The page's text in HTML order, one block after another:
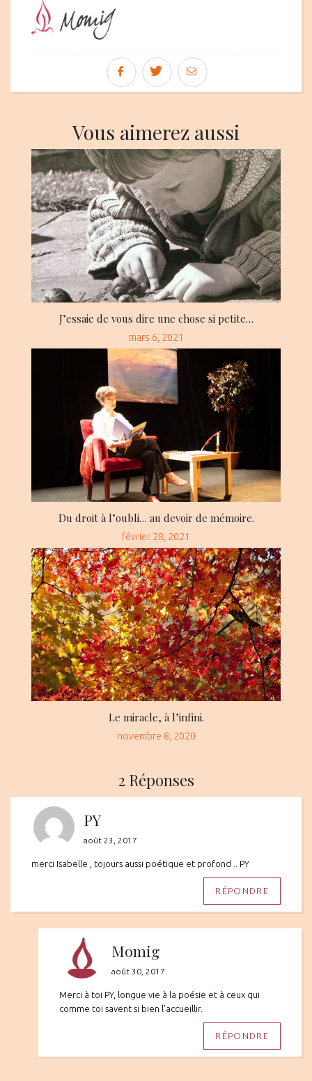
Vous aimerez aussi
J’essaie de vous dire une chose si petite…
Posted
on
mars 6, 2021
Du droit à l’oubli… au devoir de mémoire.
Posted
on
février 28, 2021
Le miracle, à l’infini.
Posted
novembre 8, 2020
2 Réponses
PY
août 23, 2017
merci Isabelle , tojours aussi poétique et profond .. PY
RÉPONDRE
Momig
août 30, 2017
Merci à toi PY, longue vie à la poésie et à ceux qui
comme toi savent si bien l’accueillir.
RÉPONDRE